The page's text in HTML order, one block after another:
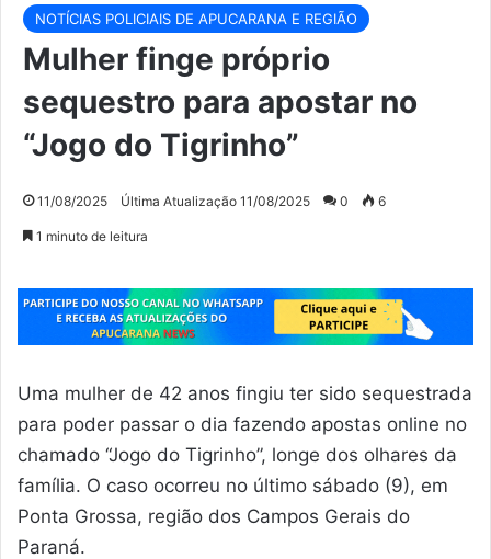
NOTÍCIAS POLICIAIS DE APUCARANA E REGIÃO
Mulher finge próprio
sequestro para apostar no
“Jogo do Tigrinho”
11/08/2025 Última Atualização 11/08/2025 0 6
1 minuto de leitura
Uma mulher de 42 anos fingiu ter sido sequestrada
para poder passar o dia fazendo apostas online no
chamado “Jogo do Tigrinho”, longe dos olhares da
família. O caso ocorreu no último sábado (9), em
Ponta Grossa, região dos Campos Gerais do
Paraná.